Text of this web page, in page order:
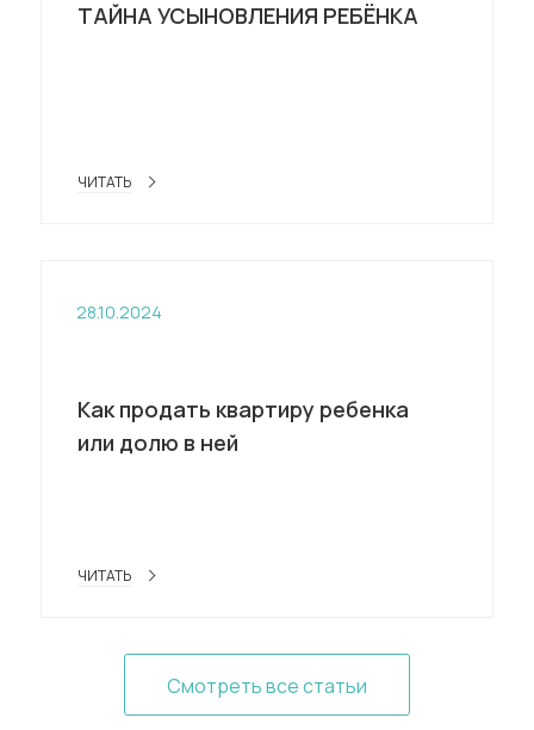
ТАЙНА УСЫНОВЛЕНИЯ РЕБЁНКА
ЧИТАТЬ
28.10.2024
Как продать квартиру ребенка
или долю в ней
ЧИТАТЬ
Смотреть все статьи